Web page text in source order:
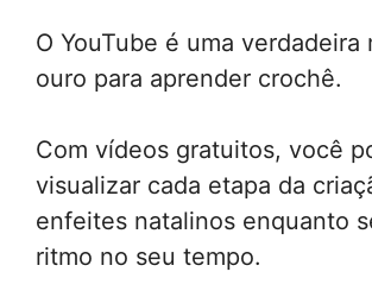
O YouTube é uma verdadeira
ouro para aprender crochê.
Com vídeos gratuitos, você
visualizar cada etapa da
enfeites natalinos enquanto
ritmo no seu tempo.